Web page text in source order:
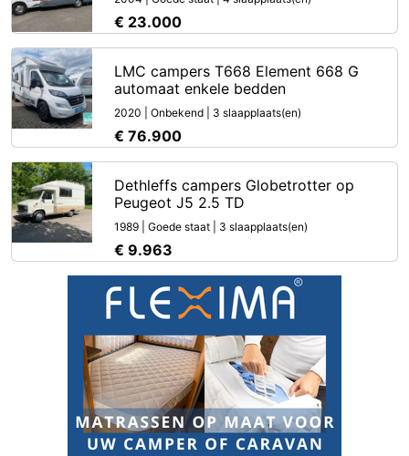
€ 23.000
LMC campers T668 Element 668 G
automaat enkele bedden
2020 | Onbekend | 3 slaapplaats(en)
€ 76.900
Dethleffs campers Globetrotter op
Peugeot J5 2.5 TD
1989 | Goede staat | 3 slaapplaats(en)
€ 9.963